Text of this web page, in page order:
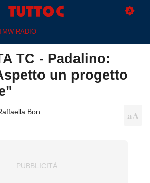
RADIO
TC - Padalino:
un progetto
Bon